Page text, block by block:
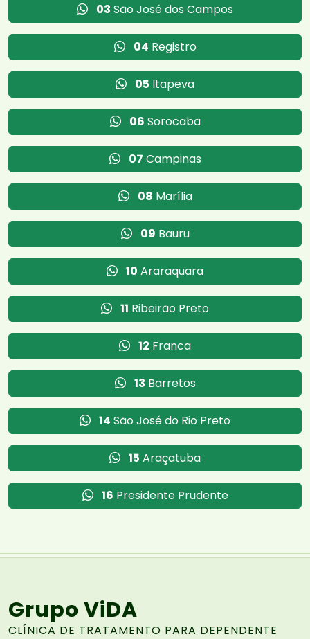
03 São José dos Campos
04 Registro
05 Itapeva
06 Sorocaba
07 Campinas
08 Marília
09 Bauru
10 Araraquara
11 Ribeirão Preto
12 Franca
13 Barretos
14 São José do Rio Preto
15 Araçatuba
16 Presidente Prudente
Grupo ViDA
CLÍNICA DE TRATAMENTO PARA DEPENDENTE